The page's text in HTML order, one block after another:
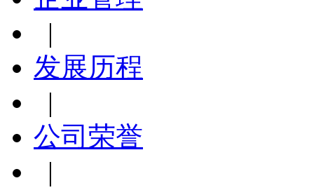
|
发展历程
|
公司荣誉
|